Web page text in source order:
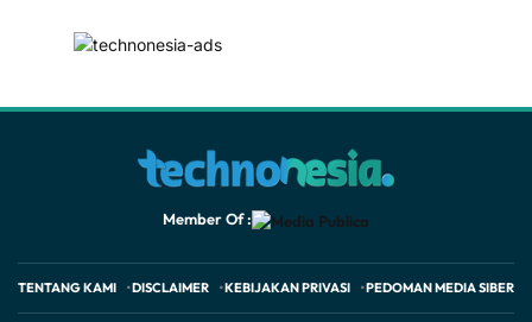
Member Of :
TENTANG KAMI DISCLAIMER KEBIJAKAN PRIVASI PEDOMAN MEDIA SIBER